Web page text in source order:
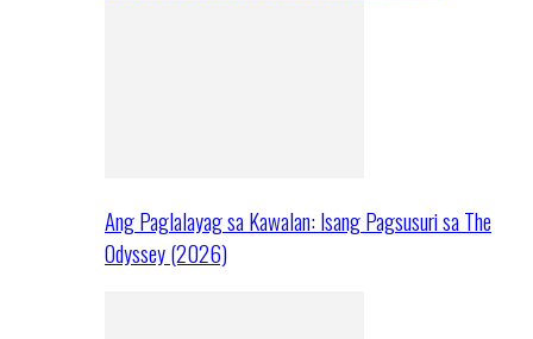
Ang Paglalayag sa Kawalan: Isang Pagsusuri sa The
Odyssey (2026)